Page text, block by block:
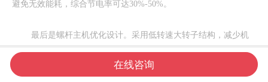
避免无效能耗，综合节电率可达30%-50%。
最后是螺杆主机优化设计。采用低转速大转子结构，减少机
械摩擦与泄漏，配合精密加工的阴阳转子型线，使压缩效率提升
15%-20%。同时，智能控制系统通过压力闭环反馈，将压力波动控
新闻资讯
在线咨询